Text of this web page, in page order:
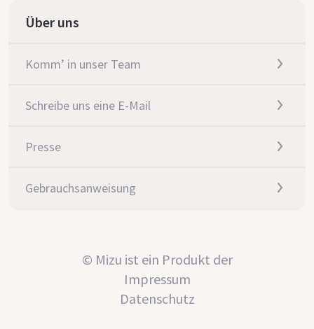
Über uns
Komm’ in unser Team
Schreibe uns eine E-Mail
Presse
Gebrauchsanweisung
© Mizu ist ein Produkt der
Impressum
Datenschutz